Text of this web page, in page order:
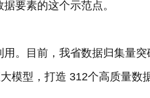
要素的这个示范点。
。目前，我省数据归集量
模型，打造 312个高质量数